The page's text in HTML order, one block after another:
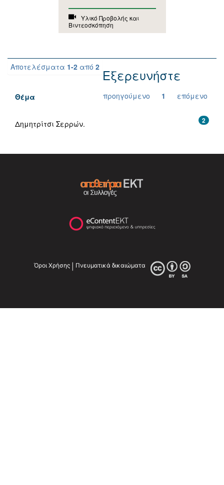
Υλικό Προβολής και
Βιντεοσκόπηση
Αποτελέσματα 1-2 από 2
προηγούμενο 1 επόμενο
Εξερευνήστε
Θέμα
2
Δημητρίτσι Σερρών.